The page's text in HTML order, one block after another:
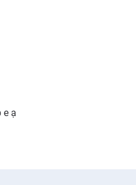
e ạ